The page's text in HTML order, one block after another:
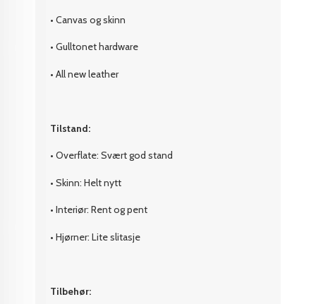
• Canvas og skinn
• Gulltonet hardware
• All new leather
Tilstand:
• Overflate: Svært god stand
• Skinn: Helt nytt
• Interiør: Rent og pent
• Hjørner: Lite slitasje
Tilbehør: